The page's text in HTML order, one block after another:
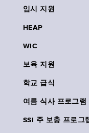
임시 지원
HEAP
WIC
보육 지원
학교 급식
여름 식사 프로그램
SSI 주 보충 프로그